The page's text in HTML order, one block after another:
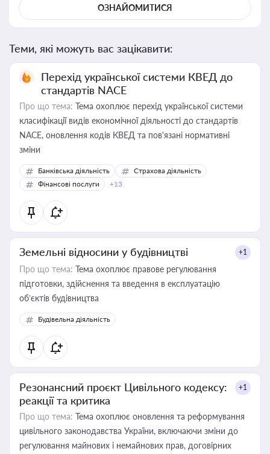
ОЗНАЙОМИТИСЯ
Теми, які можуть вас зацікавити:
Перехід української системи КВЕД до
стандартів NACE
Про що тема: Тема охоплює перехід української системи
класифікації видів економічної діяльності до стандартів
NACE, оновлення кодів КВЕД та пов'язані нормативні
зміни
Банківська діяльність
Страхова діяльність
Фінансові послуги
+13
Земельні відносини у будівництві +1
Про що тема: Тема охоплює правове регулювання
підготовки, здійснення та введення в експлуатацію
об’єктів будівництва
Будівельна діяльність
Резонансний проєкт Цивільного кодексу:
реакції та критика
+1
Про що тема: Тема охоплює оновлення та реформування
цивільного законодавства України, включаючи зміни до
регулювання майнових і немайнових прав, договірних